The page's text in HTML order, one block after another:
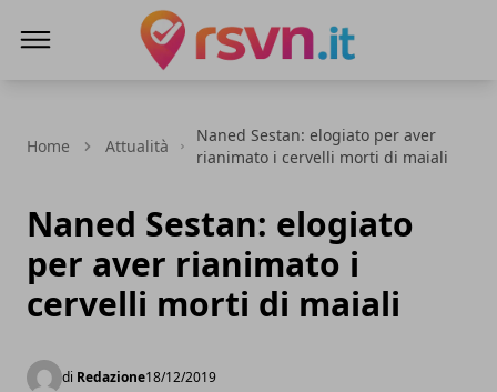
Home Attualità
Naned Sestan: elogiato per aver
rianimato i cervelli morti di maiali
Naned Sestan: elogiato
per aver rianimato i
cervelli morti di maiali
di Redazione18/12/2019